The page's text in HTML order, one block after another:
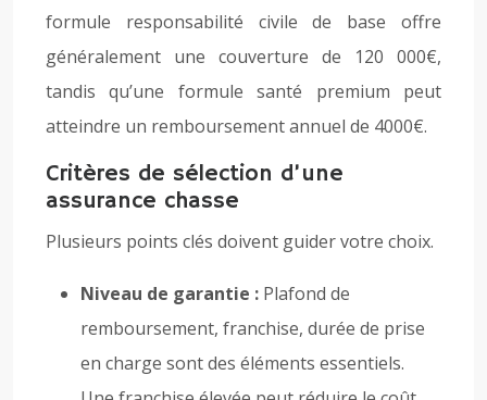
formule responsabilité civile de base offre
généralement une couverture de 120 000€,
tandis qu’une formule santé premium peut
atteindre un remboursement annuel de 4000€.
Critères de sélection d’une
assurance chasse
Plusieurs points clés doivent guider votre choix.
Niveau de garantie : Plafond de
remboursement, franchise, durée de prise
en charge sont des éléments essentiels.